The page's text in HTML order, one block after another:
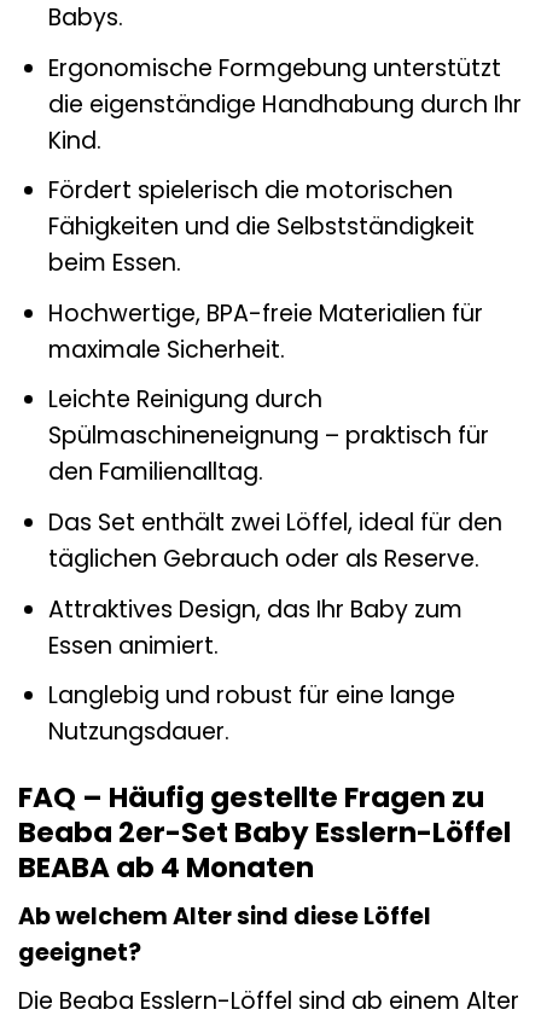
Babys.
Ergonomische Formgebung unterstützt
die eigenständige Handhabung durch Ihr
Kind.
Fördert spielerisch die motorischen
Fähigkeiten und die Selbstständigkeit
beim Essen.
Hochwertige, BPA-freie Materialien für
maximale Sicherheit.
Leichte Reinigung durch
Spülmaschineneignung – praktisch für
den Familienalltag.
Das Set enthält zwei Löffel, ideal für den
täglichen Gebrauch oder als Reserve.
Attraktives Design, das Ihr Baby zum
Essen animiert.
Langlebig und robust für eine lange
Nutzungsdauer.
FAQ – Häufig gestellte Fragen zu
Beaba 2er-Set Baby Esslern-Löffel
BEABA ab 4 Monaten
Ab welchem Alter sind diese Löffel
geeignet?
Die Beaba Esslern-Löffel sind ab einem Alter